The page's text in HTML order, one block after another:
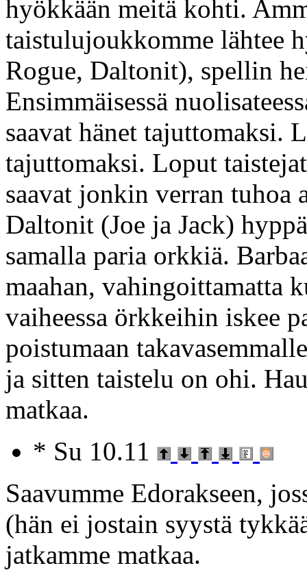
hyökkään meitä kohti.
taistulujoukkomme lähtee
Rogue, Daltonit), spellin
Ensimmäisessä
saavat hänet tajuttomaksi.
tajuttomaksi. Loput
saavat jonkin verran tuhoa
Daltonit (Joe ja Jack)
samalla paria orkkiä.
maahan, vahingoittamatta
vaiheessa örkkeihin iskee
poistumaan
ja sitten taistelu on ohi.
matkaa.
* Su 10.11
Saavumme Edorakseen,
(hän ei jostain syystä
jatkamme matkaa.